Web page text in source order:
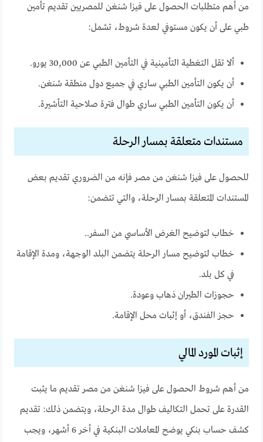
من أهم متطلبات الحصول على فيزا شنغن للمصريين تقديم تأمين
طبي على أن يكون مستوفي لعدة شروط، تشمل:
ألا تقل التغطية التأمينية في التأمين الطبي عن 30,000 يورو.
أن يكون التأمين الطبي ساري في جميع دول منطقة شنغن.
أن يكون التأمين الطبي ساري طوال فترة صلاحية التأشيرة.
مستندات متعلقة بمسار الرحلة
للحصول على فيزا شنغن من مصر فإنه من الضروري تقديم بعض
المستندات المتعلقة بمسار الرحلة، والتي تتضمن:
خطاب لتوضيح الغرض الأساسي من السفر..
خطاب لتوضيح مسار الرحلة يتضمن البلد الوجهة، ومدة الإقامة
في كل بلد.
حجوزات الطيران ذهاب وعودة.
حجز الفندق، أو إثبات محل الإقامة.
إثبات المورد المالي
من أهم شروط الحصول على فيزا شنغن من مصر تقديم ما يثبت
القدرة على تحمل التكاليف طوال مدة الرحلة، ويتضمن ذلك: تقديم
كشف حساب بنكي يوضح المعاملات البنكية في أخر 6 أشهر، ويجب